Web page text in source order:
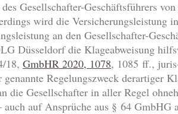
Gesellschafter-Geschäftsführers
wird die Versicherungsleistung
an den Gesellschafter-
Düsseldorf die Klageabweisung
18, GmbHR 2020, 1078, 1085 ff.,
Regelungszweck derartiger
die Gesellschafter in aller Regel
auf Ansprüche aus § 64